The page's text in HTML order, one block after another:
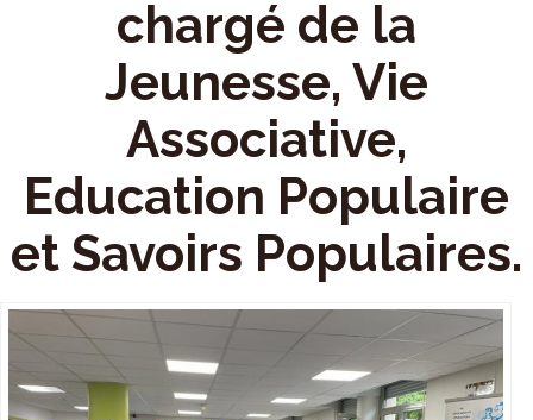
chargé de la
Jeunesse, Vie
Associative,
Education Populaire
et Savoirs Populaires.